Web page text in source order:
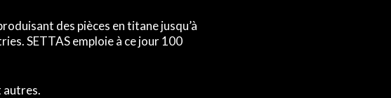
des pièces en titane jusqu’à
SETTAS emploie à ce jour 100
autres.